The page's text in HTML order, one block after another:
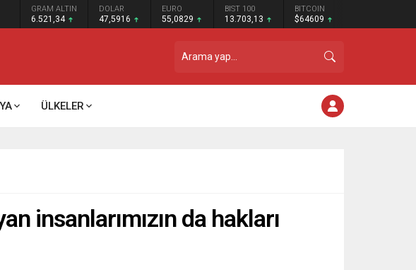
GRAM ALTIN
6.521,34
DOLAR
47,5916
EURO
55,0829
BIST 100
13.703,13
BITCOIN
$64609
ÜLKELER
insanlarımızın da hakları